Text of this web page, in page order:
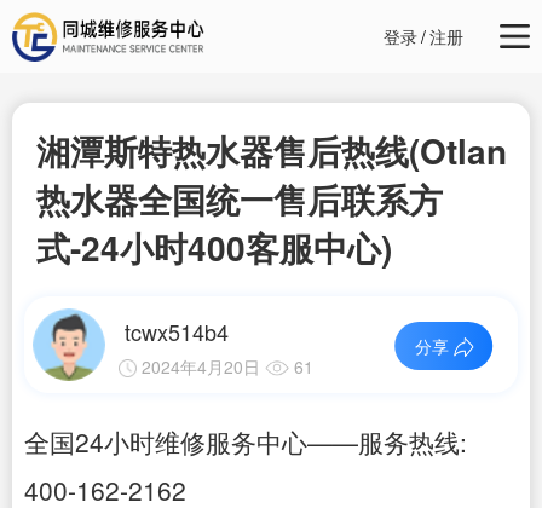
登录/注册
湘潭斯特热水器售后热线(Otlan
热水器全国统一售后联系方
式-24小时400客服中心)
tcwx514b4
2024年4月20日 61
分享
全国24小时维修服务中心——服务热线:
400-162-2162